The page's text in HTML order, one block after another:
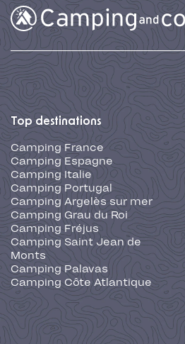
Top destinations
Camping France
Camping Espagne
Camping Italie
Camping Portugal
Camping Argelès sur mer
Camping Grau du Roi
Camping Fréjus
Camping Saint Jean de
Monts
Camping Palavas
Camping Côte Atlantique